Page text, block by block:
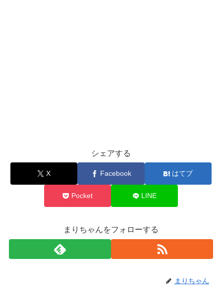
シェアする
X Facebook はてブ
Pocket LINE
まりちゃんをフォローする
まりちゃん